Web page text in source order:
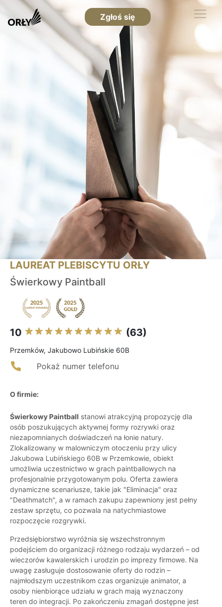
Zgłoś się
LAUREAT PLEBISCYTU ORŁY
Świerkowy Paintball
10 (63)
Przemków, Jakubowo Lubińskie 60B
Pokaż numer telefonu
O firmie:
Świerkowy Paintball stanowi atrakcyjną propozycję dla
osób poszukujących aktywnej formy rozrywki oraz
niezapomnianych doświadczeń na łonie natury.
Zlokalizowany w malowniczym otoczeniu przy ulicy
Jakubowa Lubińskiego 60B w Przemkowie, obiekt
umożliwia uczestnictwo w grach paintballowych na
profesjonalnie przygotowanym polu. Oferta zawiera
dynamiczne scenariusze, takie jak "Eliminacja" oraz
"Deathmatch", a w ramach zakupu zapewniony jest pełny
zestaw sprzętu, co pozwala na natychmiastowe
rozpoczęcie rozgrywki.
Przedsiębiorstwo wyróżnia się wszechstronnym
podejściem do organizacji różnego rodzaju wydarzeń – od
wieczorów kawalerskich i urodzin po imprezy firmowe. Na
uwagę zasługuje dostosowanie oferty do rodzin –
najmłodszym uczestnikom czas organizuje animator, a
osoby nienbiorące udziału w grach mają wyznaczony
teren do integracji. Po zakończeniu zmagań dostępne jest